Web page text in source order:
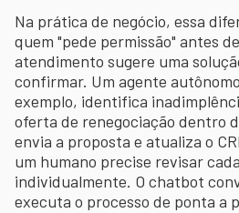
Na prática de negócio, essa
quem "pede permissão" antes
atendimento sugere uma
confirmar. Um agente
exemplo, identifica
oferta de renegociação dentro
envia a proposta e atualiza o
um humano precise revisar
individualmente. O chatbot
executa o processo de ponta a